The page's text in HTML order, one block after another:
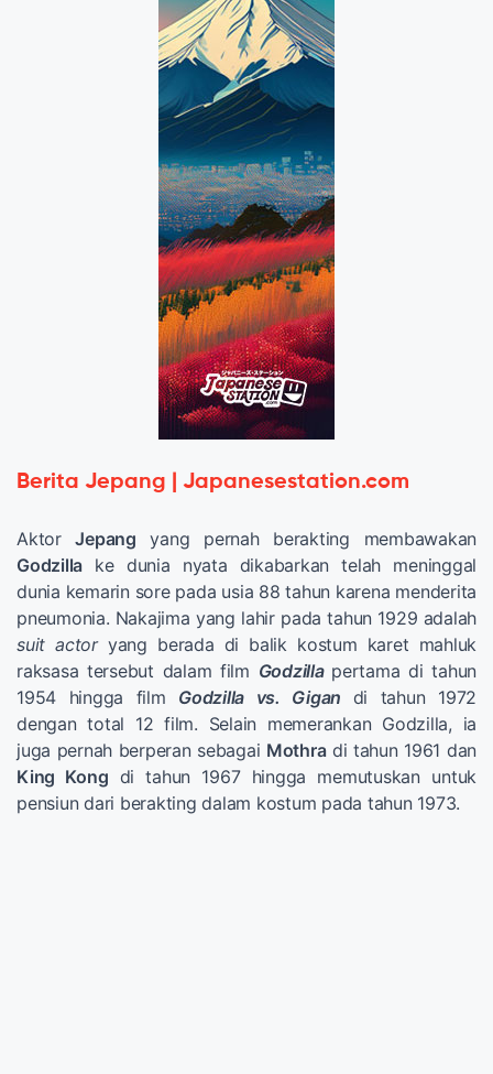
Berita Jepang | Japanesestation.com
AktorJepang yang pernah berakting membawakan
Godzilla ke dunia nyata dikabarkan telah meninggal
dunia kemarin sore pada usia 88 tahun karena menderita
pneumonia. Nakajima yang lahir pada tahun 1929 adalah
suit actoryang berada di balik kostum karet mahluk
raksasa tersebut dalam film Godzilla pertama di tahun
1954 hingga film Godzilla vs. Gigan di tahun 1972
dengan total 12 film. Selain memerankan Godzilla, ia
juga pernah berperan sebagai Mothradi tahun 1961 dan
King Kong di tahun 1967 hingga memutuskan untuk
pensiun dari berakting dalam kostum pada tahun 1973.